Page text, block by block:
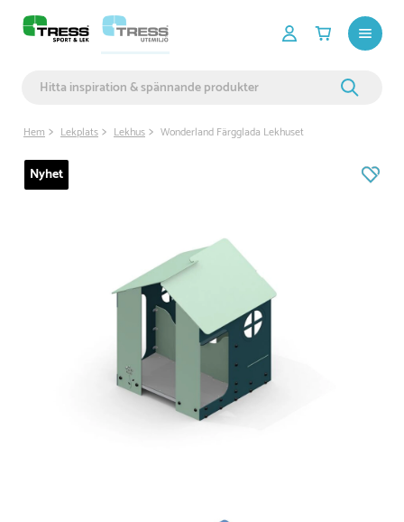
Hem Lekplats Lekhus Wonderland Färgglada Lekhuset
Nyhet